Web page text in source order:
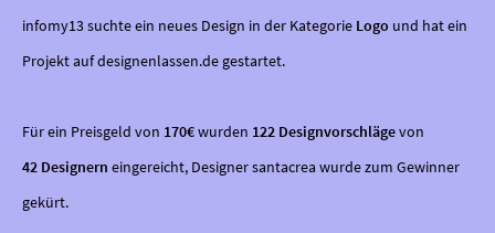
infomy13 suchte ein neues Design in der Kategorie Logo und hat ein
Projekt auf designenlassen.de gestartet.
Für ein Preisgeld von 170€wurden 122 Designvorschlägevon
42 Designern eingereicht, Designer santacrea wurde zum Gewinner
gekürt.